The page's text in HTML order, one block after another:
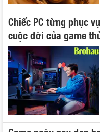
Chiếc PC từng phục
cuộc đời của game